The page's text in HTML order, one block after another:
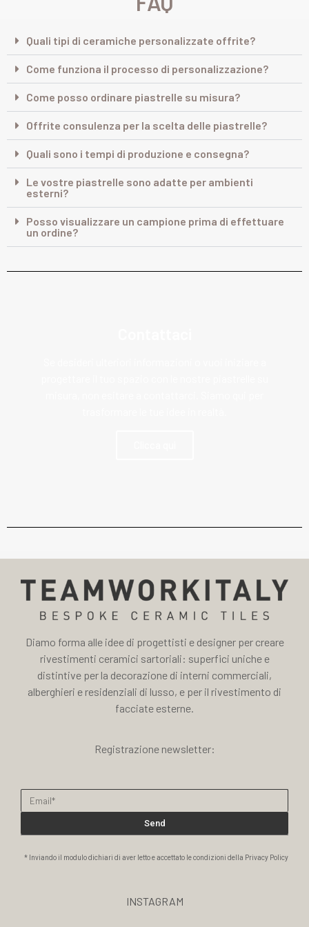
Quali tipi di ceramiche personalizzate offrite?
Come funziona il processo di personalizzazione?
Come posso ordinare piastrelle su misura?
Offrite consulenza per la scelta delle piastrelle?
Quali sono i tempi di produzione e consegna?
Le vostre piastrelle sono adatte per ambienti
esterni?
Posso visualizzare un campione prima di effettuare
un ordine?
Diamo forma alle idee di progettisti e designer per creare
rivestimenti ceramici sartoriali: superfici uniche e
distintive per la decorazione di interni commerciali,
alberghieri e residenziali di lusso, e per il rivestimento di
facciate esterne.
Registrazione newsletter:
Send
* Inviando il modulo dichiari di aver letto e accettato le condizioni della Privacy Policy
INSTAGRAM